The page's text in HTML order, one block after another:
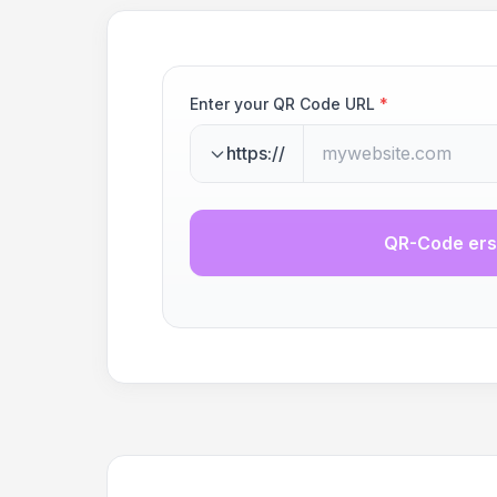
Enter your QR Code URL *
https://
QR-Code